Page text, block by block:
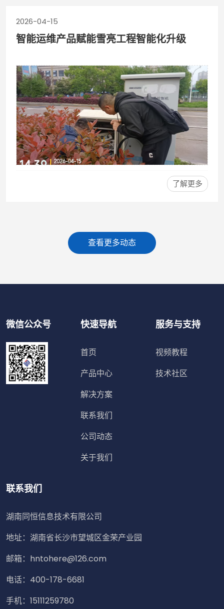
2026-04-15
智能运维产品赋能雪亮工程智能化升级
了解更多
查看更多动态
微信公众号 快速导航
首页
产品中心
解决方案
联系我们
公司动态
关于我们
服务与支持
视频教程
技术社区
联系我们
湖南同恒信息技术有限公司
地址：湖南省长沙市望城区金荣产业园
邮箱：hntohere@126.com
电话：400-178-6681
手机：15111259780